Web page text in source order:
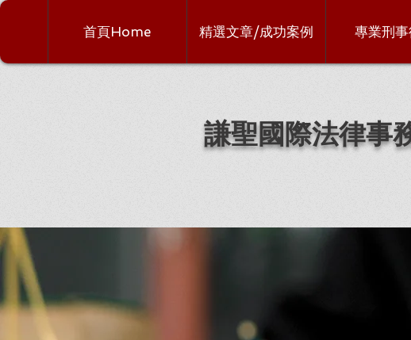
首頁Home 精選文章/成功案例 專業刑
謙聖國際法律事